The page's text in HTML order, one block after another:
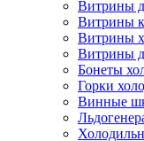
Витрины
Витрины
Витрины
Витрины
Бонеты
Горки
Винные